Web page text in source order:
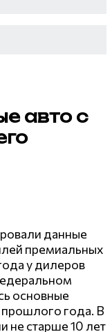
авто с
данные
премиальных
у дилеров
основные
прошлого года. В
не старше 10 лет